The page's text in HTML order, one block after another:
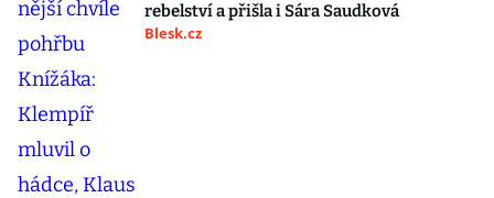
rebelství a přišla i Sára Saudková
Blesk.cz